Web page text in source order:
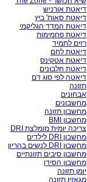
דיאטת אורניש
דיאטת סאות' ביץ
דיאטת המדד הגליקמי
דיאטת פחמימות
רזים לתמיד
דיאטת לחם
דיאטת אטקינס
דיאטת חלבונים
דיאטה לפי סוג דם
תזונה
אבחונים
מחשבונים
מחשבון תזונה
מחשבון BMI
צריכה יומית מומלצת DRI
מחשבון DRI לילדים
מחשבון DRI לנשים בהריון
מחשבון סיבים תזונתיים
מחשבון הסידן
יומן תזונה
מגאזין תזונה